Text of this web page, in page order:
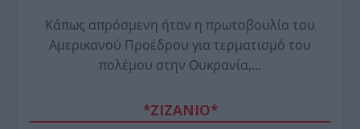
Κάπως απρόσμενη ήταν η πρωτοβουλία του
Αμερικανού Προέδρου για τερματισμό του
πολέμου στην Ουκρανία,…
*ZΙΖΑΝΙΟ*